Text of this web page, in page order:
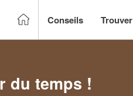
Conseils
du temps !